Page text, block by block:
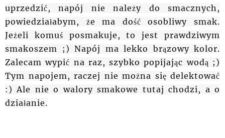
uprzedzić, napój nie należy do smacznych,
powiedziałabym, że ma dość osobliwy smak.
Jeżeli komuś posmakuje, to jest prawdziwym
smakoszem ;) Napój ma lekko brązowy kolor.
Zalecam wypić na raz, szybko popijając wodą ;)
Tym napojem, raczej nie można się delektować
:) Ale nie o walory smakowe tutaj chodzi, a o
działanie.